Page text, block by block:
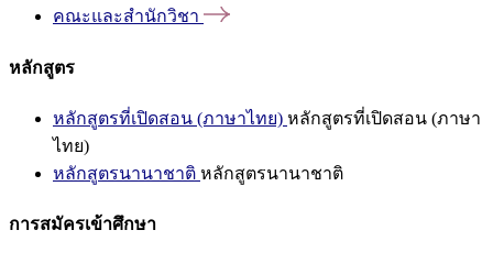
คณะและสำนักวิชา
หลักสูตร
หลักสูตรที่เปิดสอน (ภาษาไทย) หลักสูตรที่เปิดสอน (ภาษา
ไทย)
หลักสูตรนานาชาติ หลักสูตรนานาชาติ
การสมัครเข้าศึกษา